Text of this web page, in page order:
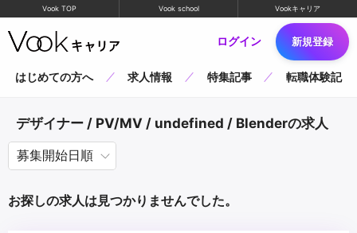
Vook TOP Vook school Vookキャリア
ログイン 新規登録
はじめての方へ 求人情報 特集記事 転職体験記
デザイナー / PV/MV / undefined / Blenderの求人
お探しの求人は見つかりませんでした。